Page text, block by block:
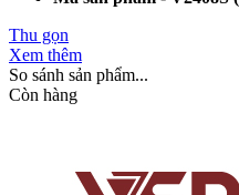
Thu gọn
Xem thêm
So sánh sản phẩm...
Còn hàng